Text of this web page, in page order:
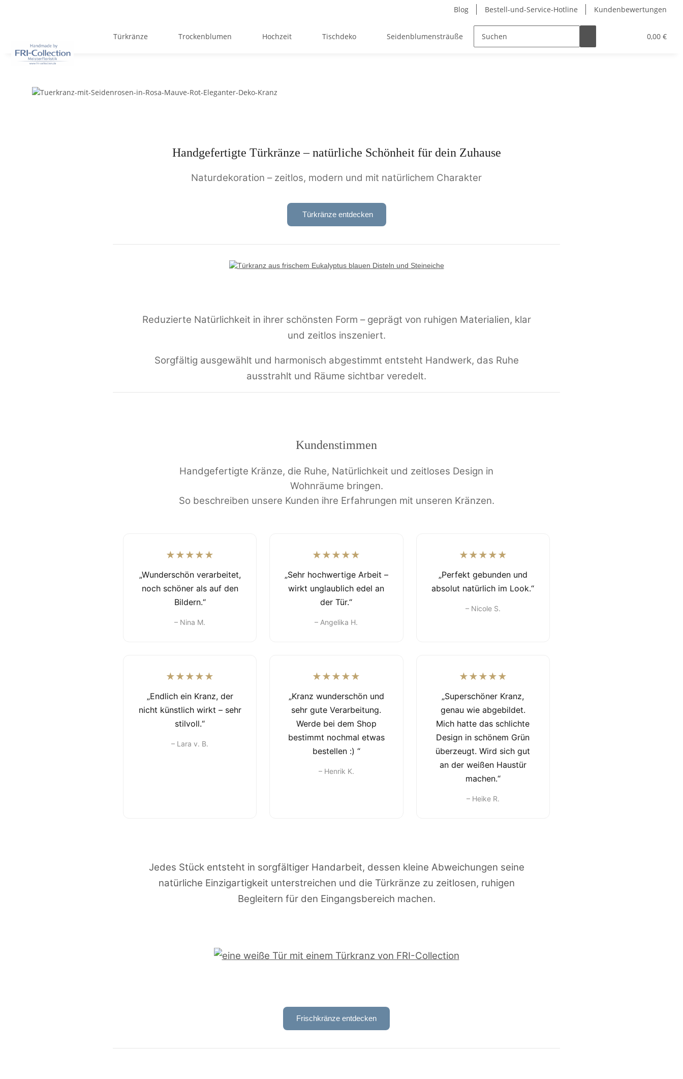
Blog Bestell-und-Service-Hotline Kundenbewertungen
0,00 €
Türkränze Trockenblumen Hochzeit Tischdeko Seidenblumensträuße Trauerfloristik Advent &
Handgefertigte Türkränze – natürliche Schönheit für dein Zuhause
Naturdekoration – zeitlos, modern und mit natürlichem Charakter
Türkränze entdecken
Reduzierte Natürlichkeit in ihrer schönsten Form – geprägt von ruhigen Materialien, klar
und zeitlos inszeniert.
Sorgfältig ausgewählt und harmonisch abgestimmt entsteht Handwerk, das Ruhe
ausstrahlt und Räume sichtbar veredelt.
Kundenstimmen
Handgefertigte Kränze, die Ruhe, Natürlichkeit und zeitloses Design in
Wohnräume bringen.
So beschreiben unsere Kunden ihre Erfahrungen mit unseren Kränzen.
★★★★★
„Wunderschön verarbeitet,
noch schöner als auf den
Bildern.“
– Nina M.
★★★★★
„Sehr hochwertige Arbeit –
wirkt unglaublich edel an
der Tür.“
– Angelika H.
★★★★★
„Perfekt gebunden und
absolut natürlich im Look.“
– Nicole S.
★★★★★
„Endlich ein Kranz, der
nicht künstlich wirkt – sehr
stilvoll.“
– Lara v. B.
★★★★★
„Kranz wunderschön und
sehr gute Verarbeitung.
Werde bei dem Shop
bestimmt nochmal etwas
bestellen :) “
– Henrik K.
★★★★★
„Superschöner Kranz,
genau wie abgebildet.
Mich hatte das schlichte
Design in schönem Grün
überzeugt. Wird sich gut
an der weißen Haustür
machen.“
– Heike R.
Jedes Stück entsteht in sorgfältiger Handarbeit, dessen kleine Abweichungen seine
natürliche Einzigartigkeit unterstreichen und die Türkränze zu zeitlosen, ruhigen
Begleitern für den Eingangsbereich machen.
Frischkränze entdecken